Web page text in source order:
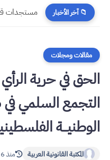
📁 آخر الأخبار
مقالات ومجلات
الحق في حرية الرأي
التجمع السلمي في
الوطنيـــة
المكتبة القانونية العربية منذ 6 سنة